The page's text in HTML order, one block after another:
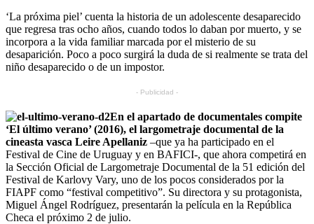
‘La próxima piel’ cuenta la historia de un adolescente desaparecido
que regresa tras ocho años, cuando todos lo daban por muerto, y se
incorpora a la vida familiar marcada por el misterio de su
desaparición. Poco a poco surgirá la duda de si realmente se trata del
niño desaparecido o de un impostor.
- Publicidad -
En el apartado de documentales compite
‘El último verano’ (2016), el largometraje documental de la
cineasta vasca Leire Apellaniz –que ya ha participado en el
Festival de Cine de Uruguay y en BAFICI-, que ahora competirá en
la Sección Oficial de Largometraje Documental de la 51 edición del
Festival de Karlovy Vary, uno de los pocos considerados por la
FIAPF como “festival competitivo”. Su directora y su protagonista,
Miguel Ángel Rodríguez, presentarán la película en la República
Checa el próximo 2 de julio.